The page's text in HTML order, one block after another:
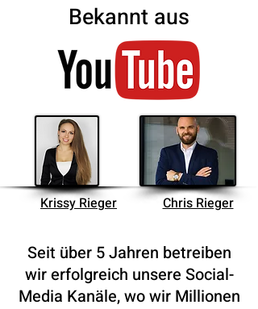
Bekannt aus
Krissy Rieger Chris Rieger
Seit über 5 Jahren betreiben
wir erfolgreich unsere Social-
Media Kanäle, wo wir Millionen